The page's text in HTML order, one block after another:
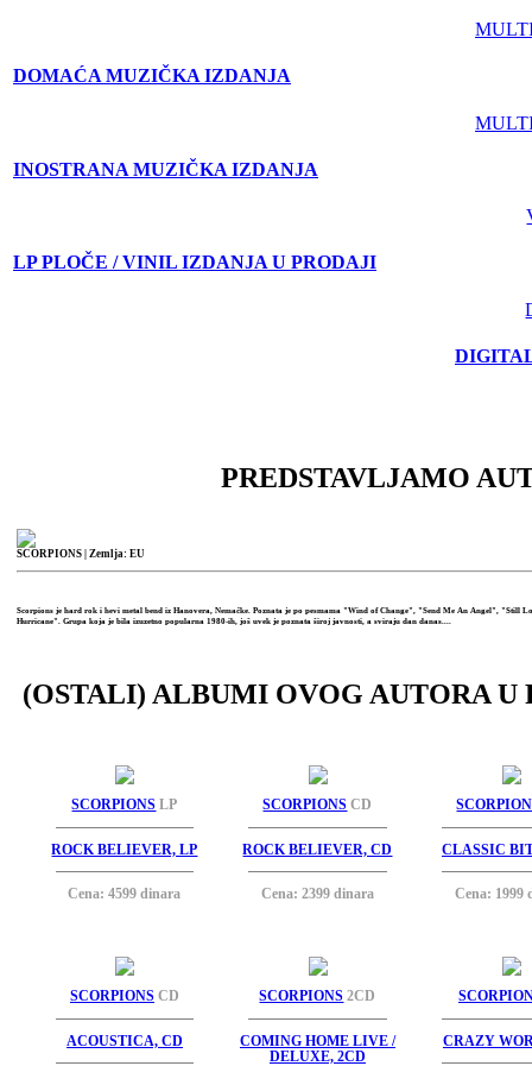
DOMAĆA MUZIČKA IZDANJA
INOSTRANA MUZIČKA IZDANJA
LP PLOČE / VINIL IZDANJA U PRODAJI
PREDSTAVLJAMO
SCORPIONS | Zemlja: EU
Scorpions je hard rok i hevi metal bend iz Hanovera, Nemačke. Poznata je po pesmama "Wind of Change", "Send Me An Angel", "Still
Hurricane". Grupa koja je bila izuzetno popularna 1980-ih, još uvek je poznata široj javnosti, a sviraju dan danas....
(OSTALI) ALBUMI OVOG AUTORA U
SCORPIONS LP
ROCK BELIEVER, LP
Cena: 4599 dinara
SCORPIONS CD
ROCK BELIEVER, CD
Cena: 2399 dinara
CLASSIC
Cena: 1999
SCORPIONS CD
ACOUSTICA, CD
SCORPIONS 2CD
COMING HOME LIVE /
DELUXE, 2CD
CRAZY